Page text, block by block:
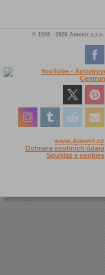
© 1998 - 2026 Amenit s.r.o.
www.Amenit.cz
Ochrana osobních údajů
Souhlas s cookies